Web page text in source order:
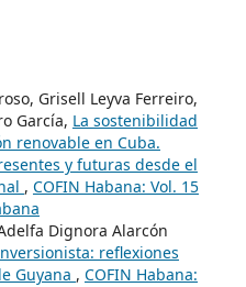
Grisell Leyva Ferreiro,
García, La sostenibilidad
renovable en Cuba.
y futuras desde el
, COFIN Habana: Vol. 15
Dignora Alarcón
reflexiones
Guyana , COFIN Habana: